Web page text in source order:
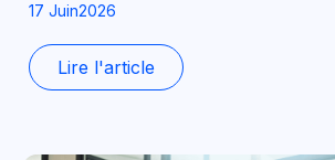
17 Juin2026
Lire l'article